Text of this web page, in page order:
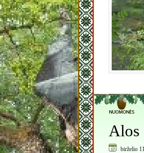
0
Alos
birželio